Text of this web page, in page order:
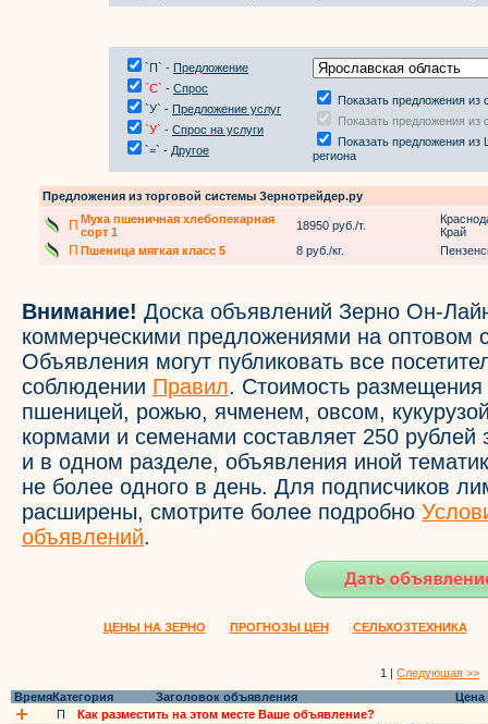
`П` - Предложение
`С` - Спрос
`У` - Предложение услуг
`У` - Спрос на услуги
`=` - Другое
Показать предложения из
Показать предложения из
Показать предложения из
региона
Предложения из торговой системы Зернотрейдер.ру
П Мука пшеничная хлебопекарная
сорт 1
18950 руб./т.
Край
П Пшеница мягкая класс 5 8 руб./кг.
Внимание! Доска объявлений Зерно Он-
коммерческими предложениями на оптовом
Объявления могут публиковать все
соблюдении Правил. Стоимость
пшеницей, рожью, ячменем, овсом,
кормами и семенами составляет 250 рублей
и в одном разделе, объявления иной
не более одного в день. Для подписчиков
расширены, смотрите более подробно
объявлений.
ЦЕНЫ НА ЗЕРНО ПРОГНОЗЫ ЦЕН СЕЛЬХОЗТЕХНИКА
1 | Следующая >>
ВремяКатегория Заголовок объявления
Цена
П
Как разместить на этом месте Ваше объявление?